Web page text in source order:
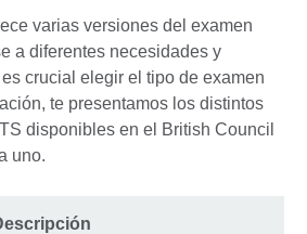
varias versiones del examen
a diferentes necesidades y
crucial elegir el tipo de examen
te presentamos los distintos
disponibles en el British Council
uno.